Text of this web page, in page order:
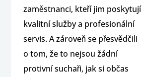
zaměstnanci, kteří jim poskytují
kvalitní služby a profesionální
servis. A zároveň se přesvědčili
o tom, že to nejsou žádní
protivní suchaři, jak si občas